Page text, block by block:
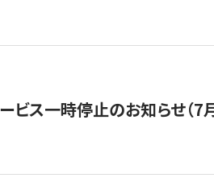
ビス一時停止のお知らせ（